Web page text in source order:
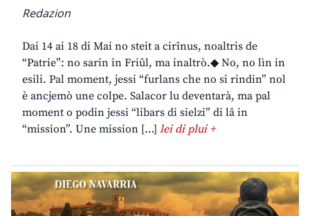
Redazion
Dai 14 ai 18 di Mai no steit a cirînus, noaltris de
“Patrie”: no sarin in Friûl, ma inaltrò.◆ No, no lìn in
esili. Pal moment, jessi “furlans che no si rindin” nol
è ancjemò une colpe. Salacor lu deventarà, ma pal
moment o podin jessi “libars di sielzi” di lâ in
“mission”. Une mission […] lei di plui +